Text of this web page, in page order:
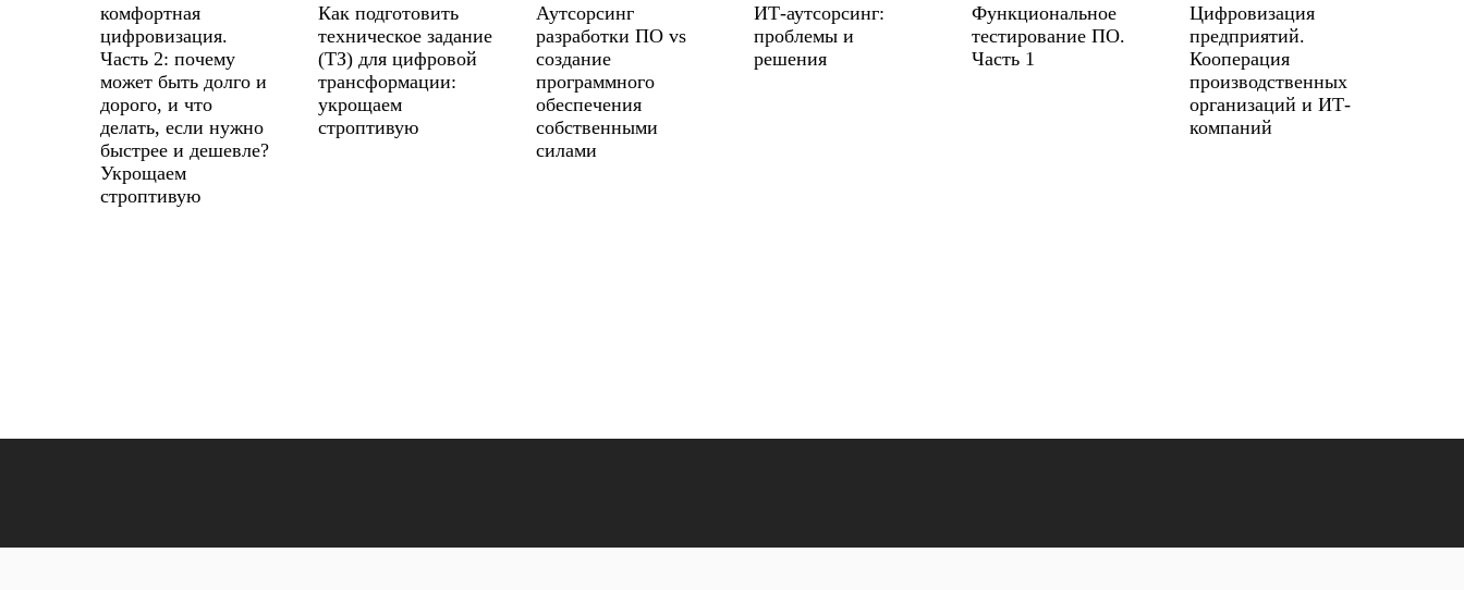
комфортная
цифровизация.
Часть 2: почему
может быть долго и
дорого, и что
делать, если нужно
быстрее и дешевле?
Укрощаем
строптивую
Как подготовить
техническое задание
(ТЗ) для цифровой
трансформации:
укрощаем
строптивую
Аутсорсинг
разработки ПО vs
создание
программного
обеспечения
собственными
силами
ИТ-аутсорсинг:
проблемы и
решения
Функциональное
тестирование ПО.
Часть 1
Цифровизация
предприятий.
Кооперация
производственных
организаций и ИТ-
компаний